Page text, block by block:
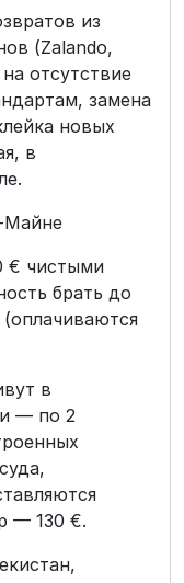
из
(Zalando,
отсутствие
замена
новых
в
Майне
€ чистыми
брать до
в
— по 2
— 130 €.